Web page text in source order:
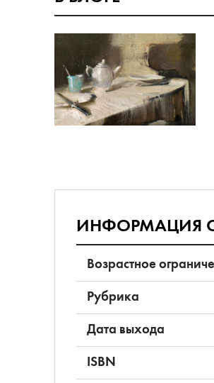
ИНФОРМАЦИЯ
Возрастное
Рубрика
Дата выхода
ISBN